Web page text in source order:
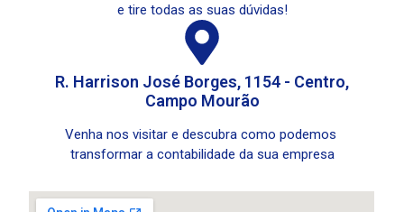
e tire todas as suas dúvidas!
R. Harrison José Borges, 1154 - Centro,
Campo Mourão
Venha nos visitar e descubra como podemos
transformar a contabilidade da sua empresa